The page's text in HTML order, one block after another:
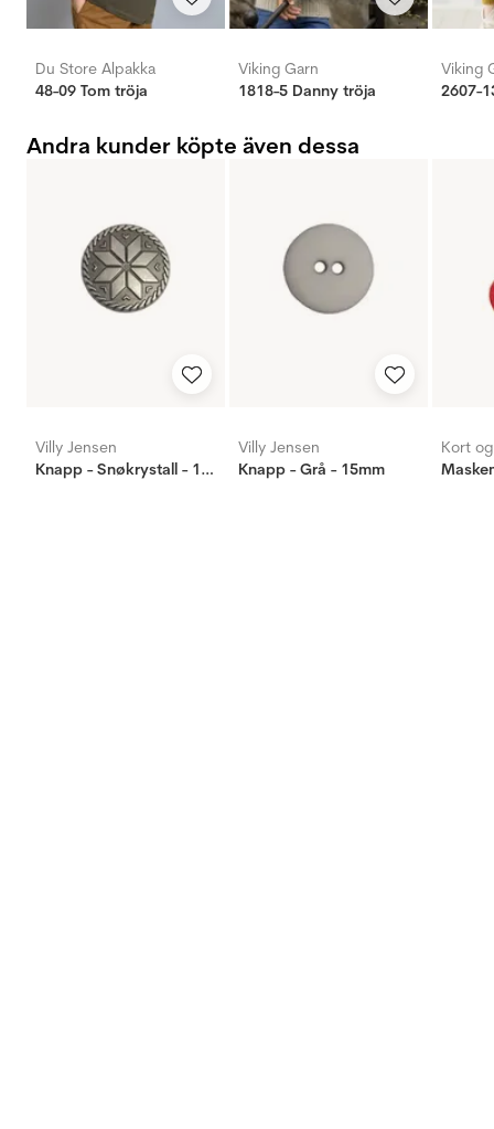
Du Store Alpakka
48-09 Tom tröja
Viking Garn
1818-5 Danny tröja
Viking
2607-
Andra kunder köpte även dessa
Villy Jensen
Knapp - Snøkrystall - 15mm
Villy Jensen
Knapp - Grå - 15mm
Kort